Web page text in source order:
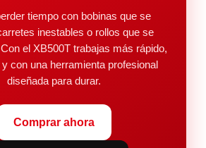
tiempo con bobinas que se
inestables o rollos que se
el XB500T trabajas más rápido,
con una herramienta profesional
diseñada para durar.
Comprar ahora